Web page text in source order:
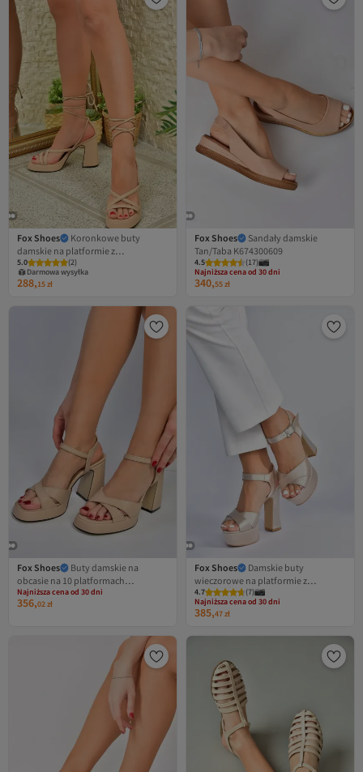
Fox Shoes
Koronkowe buty
damskie na platformie z
dziesięcioma platformami na
obcasie M404100509
5.0 (2)
Darmowa wysyłka
288,15zł
Fox Shoes
Sandały damskie
Tan/Taba K674300609
4.5 (17)
Najniższa cena od 30 dni
Darmowa wysyłka
Najniższa cena od 30 dni
340,55zł
Fox Shoes
Buty damskie na
obcasie na 10 platformach
M404100109
Najniższa cena od 30 dni
Darmowa wysyłka
Najniższa cena od 30 dni
356,02zł
Fox Shoes
Damskie buty
wieczorowe na platformie z
satynowej beżowej platformy na
obcasie M348202404
4.7 (7)
Najniższa cena od 30 dni
Darmowa wysyłka
Najniższa cena od 30 dni
385,47zł